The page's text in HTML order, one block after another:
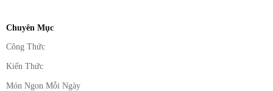
Chuyên Mục
Công Thức
Kiến Thức
Món Ngon Mỗi Ngày